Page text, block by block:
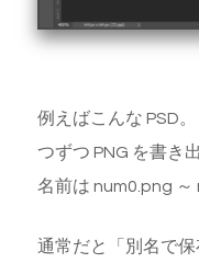
例えばこんな PSD
つずつ PNG を書き
名前は num0.png ～
通常だと「別名で保